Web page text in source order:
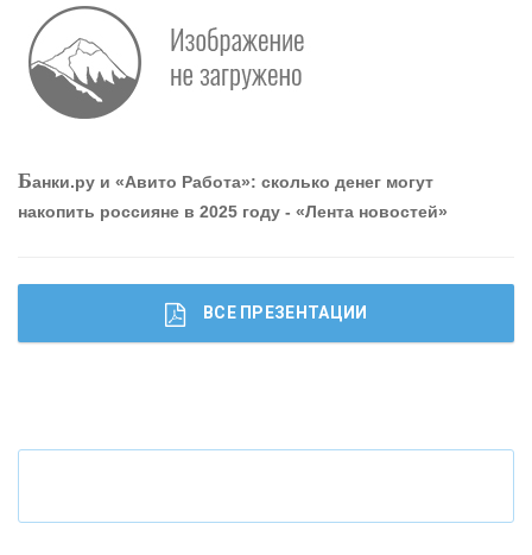
Работа мечты. Что банки делают для того, чтобы
привлечь и удержать персонал - «Интервью»
Что будет с наличными деньгами при цифровом
Банки.ру и «Авито Работа»: сколько денег могут
накопить россияне в 2025 году - «Лента новостей»
ВСЕ ПРЕЗЕНТАЦИИ